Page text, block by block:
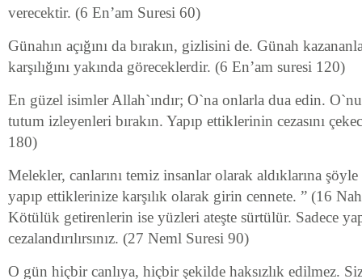
verecektir. (6 En’am Suresi 60)
Günahın açığını da bırakın, gizlisini de. Günah
karşılığını yakında göreceklerdir. (6 En’am suresi 120)
En güzel isimler Allah`ındır; O`na onlarla dua edin.
tutum izleyenleri bırakın. Yapıp ettiklerinin cezasını
180)
Melekler, canlarını temiz insanlar olarak aldıklarına
yapıp ettiklerinize karşılık olarak girin cennete. ” (16
Kötülük getirenlerin ise yüzleri ateşte sürtülür. Sadece
cezalandırılırsınız. (27 Neml Suresi 90)
O gün hiçbir canlıya, hiçbir şekilde haksızlık edilmez.